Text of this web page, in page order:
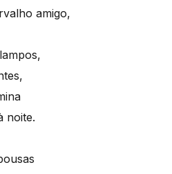
amigo,
noite.